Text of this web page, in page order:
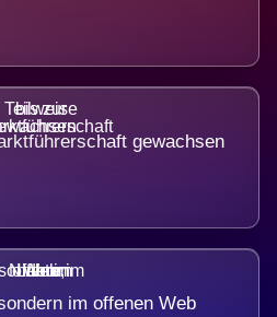
gewachsen
im offenen Web